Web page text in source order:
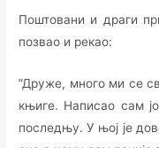
Поштовани и драги
позвао и рекао:
”Друже, много ми се
књиге. Написао сам
последњу. У њој је